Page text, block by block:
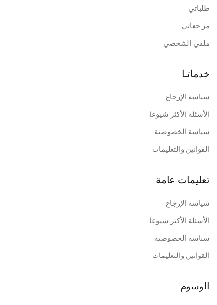
طلباتي
مراجعاتي
ملفي الشخصي
خدماتنا
سياسة الإرجاع
الأسئلة الأكثر شيوعا
سياسة الخصوصية
القوانين والتعليمات
تعليمات عامة
سياسة الإرجاع
الأسئلة الأكثر شيوعا
سياسة الخصوصية
القوانين والتعليمات
الوسوم